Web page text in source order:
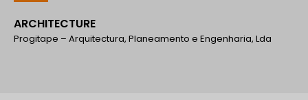
ARCHITECTURE
Progitape – Arquitectura, Planeamento e Engenharia, Lda